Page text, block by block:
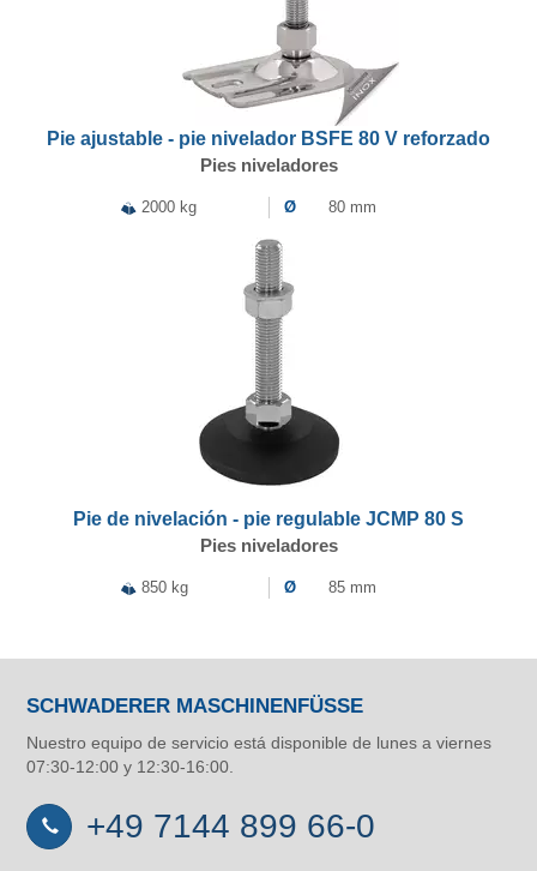
Pie ajustable - pie nivelador BSFE 80 V reforzado
Pies niveladores
2000 kg Ø 80 mm
Pie de nivelación - pie regulable JCMP 80 S
Pies niveladores
850 kg Ø 85 mm
SCHWADERER MASCHINENFÜSSE
Nuestro equipo de servicio está disponible de lunes a viernes
07:30-12:00 y 12:30-16:00.
+49 7144 899 66-0